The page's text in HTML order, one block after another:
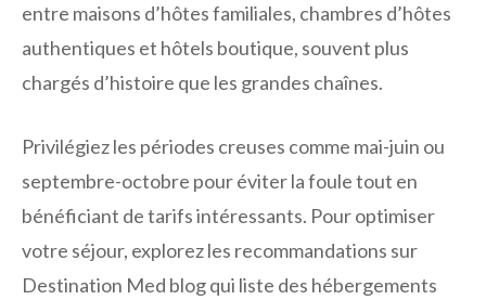
entre maisons d’hôtes familiales, chambres d’hôtes
authentiques et hôtels boutique, souvent plus
chargés d’histoire que les grandes chaînes.
Privilégiez les périodes creuses comme mai-juin ou
septembre-octobre pour éviter la foule tout en
bénéficiant de tarifs intéressants. Pour optimiser
votre séjour, explorez les recommandations sur
Destination Med blog qui liste des hébergements